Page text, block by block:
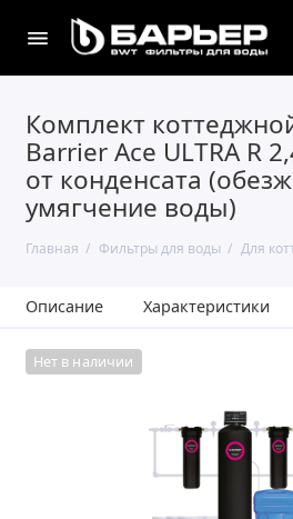
Комплект
Barrier Ace ULTRA R
от конденсата
умягчение воды)
Главная Фильтры для воды Для
Описание Характеристики
Нет в наличии